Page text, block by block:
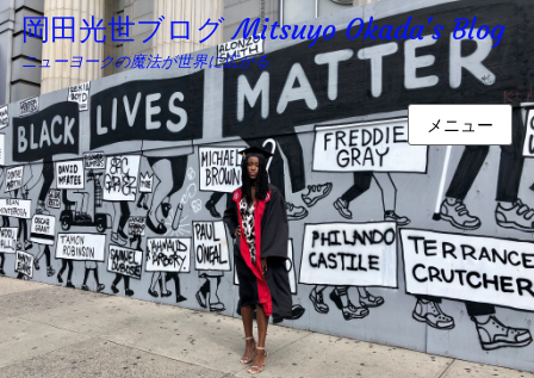
岡田光世ブログ Mitsuyo Okada's Blog
ニューヨークの魔法が世界に広がる
メニュー